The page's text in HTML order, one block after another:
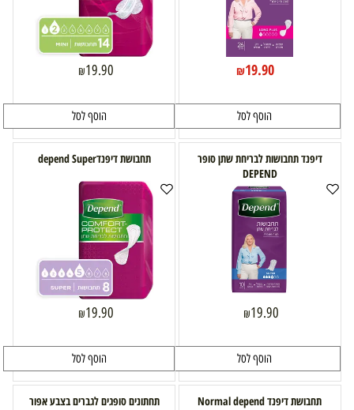
₪19.90
הוסף לסל
₪19.90
הוסף לסל
דיפנד תחבושות לבריחת שתן סופר
DEPEND
₪19.90
הוסף לסל
תחבושת דיפנדdepend Super
₪19.90
הוסף לסל
תחבושת דיפנד Normal depend
תחתונים סופגים לגברים בצבע אפור